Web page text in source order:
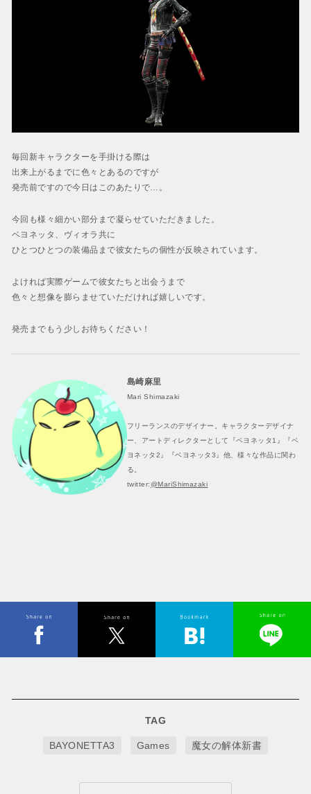
毎回新キャラクターを手掛ける際は
出来上がるまでに色々とあるのですが
発売前ですので今日はこのあたりで…。
今回も様々細かい部分まで凝らせていただきました。
ベヨネッタ、ヴィオラ共に
ひとつひとつの装備品まで彼女たちの個性が反映されています。
よければ実際ゲームで彼女たちと出会うまで
色々と想像を膨らませていただければ嬉しいです。
発売までもう少しお待ちください！
島崎麻里
Mari Shimazaki
フリーランスのデザイナー。キャラクターデザイナ
ー、アートディレクターとして『ベヨネッタ1』『ベ
ヨネッタ2』『ベヨネッタ3』他、様々な作品に関わ
る。
twitter:@MariShimazaki
TAG
BAYONETTA3 Games 魔女の解体新書